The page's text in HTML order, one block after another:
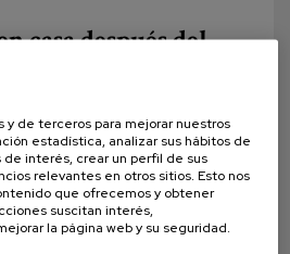
casa después del
que viven en
en el ámbito del
pandemia que nos invade las
han cobrado...
y de terceros para mejorar nuestros
estadística, analizar sus hábitos de
interés, crear un perfil de sus
relevantes en otros sitios. Esto nos
que ofrecemos y obtener
suscitan interés,
la página web y su seguridad.